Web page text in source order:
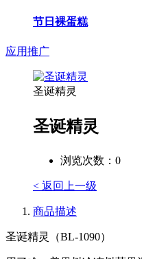
节日裸蛋糕
应用推广
圣诞精灵
圣诞精灵
浏览次数： 0
< 返回上一级
商品描述
圣诞精灵（BL-1090）